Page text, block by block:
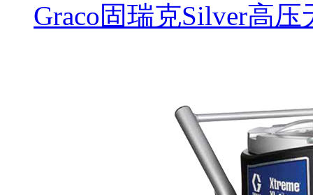
Graco固瑞克Silver高压